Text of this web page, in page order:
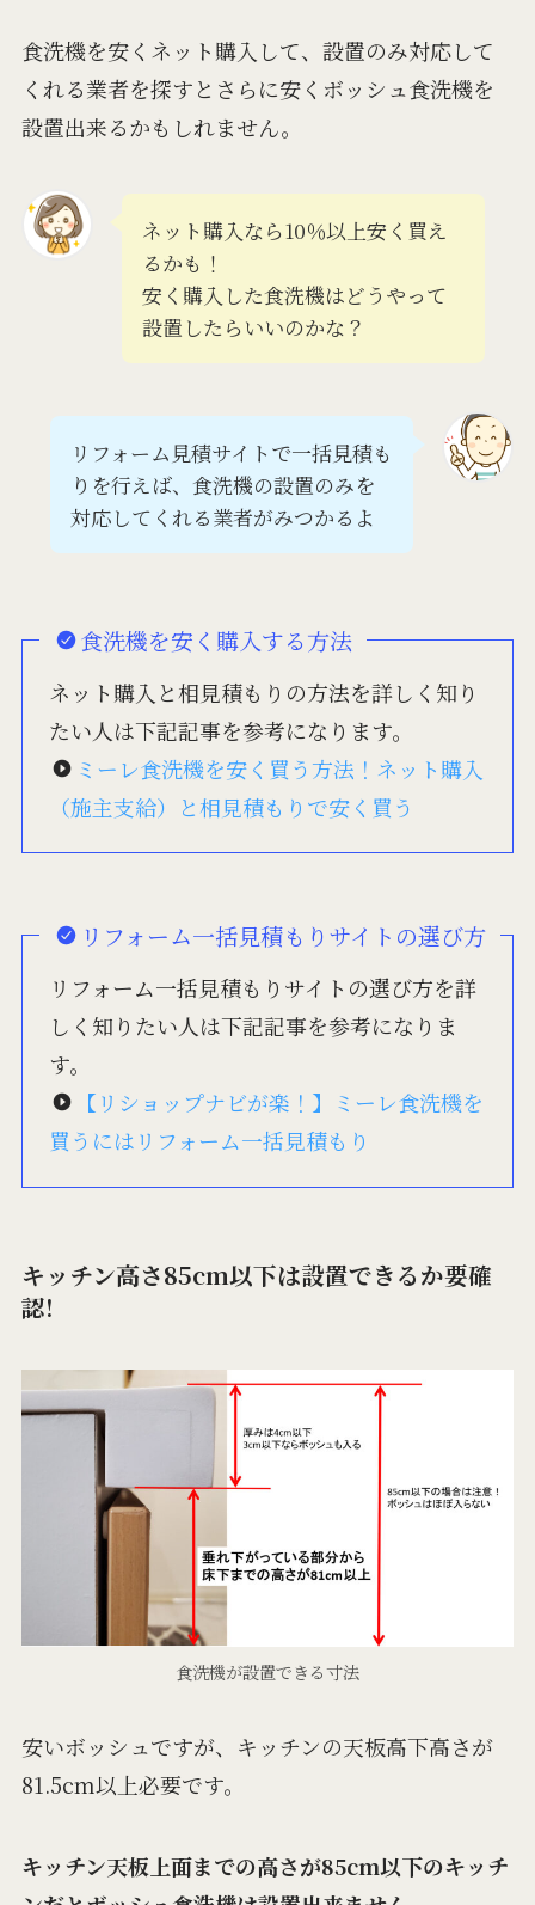
食洗機を安くネット購入して、設置のみ対応して
くれる業者を探すとさらに安くボッシュ食洗機を
設置出来るかもしれません。
ネット購入なら10％以上安く買え
るかも！
安く購入した食洗機はどうやって
設置したらいいのかな？
リフォーム見積サイトで一括見積も
りを行えば、食洗機の設置のみを
対応してくれる業者がみつかるよ
食洗機を安く購入する方法
ネット購入と相見積もりの方法を詳しく知り
たい人は下記記事を参考になります。
ミーレ食洗機を安く買う方法！ネット購入
（施主支給）と相見積もりで安く買う
リフォーム一括見積もりサイトの選び方
リフォーム一括見積もりサイトの選び方を詳
しく知りたい人は下記記事を参考になりま
す。
【リショップナビが楽！】ミーレ食洗機を
買うにはリフォーム一括見積もり
キッチン高さ85cm以下は設置できるか要確
認!
食洗機が設置できる寸法
安いボッシュですが、キッチンの天板高下高さが
81.5cm以上必要です。
キッチン天板上面までの高さが85cm以下のキッチ